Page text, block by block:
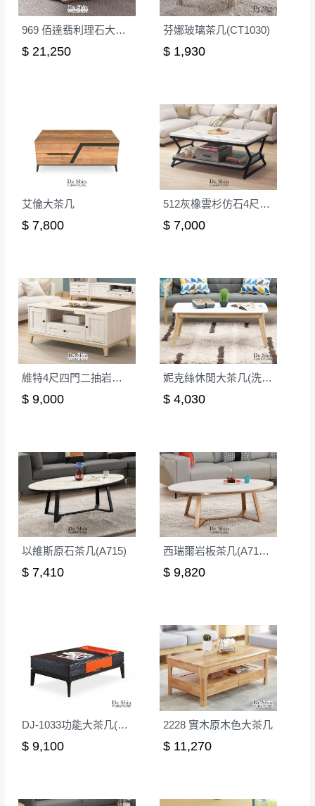
969 佰達翡利理石大茶几
$ 21,250
芬娜玻璃茶几(CT1030)
$ 1,930
艾倫大茶几
$ 7,800
512灰橡雲杉仿石4尺大茶几
$ 7,000
維特4尺四門二抽岩板大茶几(W13)
$ 9,000
妮克絲休閒大茶几(洗白色)(MIT-3043-1)
$ 4,030
以維斯原石茶几(A715)
$ 7,410
西瑞爾岩板茶几(A715-1)
$ 9,820
DJ-1033功能大茶几(黑橙)
$ 9,100
2228 實木原木色大茶几
$ 11,270